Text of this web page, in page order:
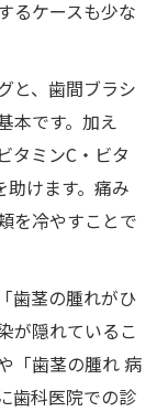
るケースも少な
と、歯間ブラシ
本です。加え
タミンC・ビタ
助けます。痛み
を冷やすことで
歯茎の腫れがひ
が隠れているこ
「歯茎の腫れ 病
歯科医院での診